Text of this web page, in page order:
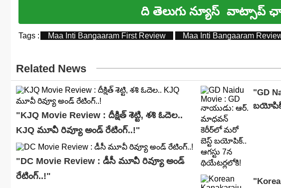
ది తెలుగు న్యూస్ వాట్సాప్
Tags : Maa Inti Bangaaram First Review Maa Inti Bangaaram
Related News
"KJQ Movie Review : దీక్షిత్ శెట్టి, శశి ఓదెల..
KJQ మూవీ రివ్యూ అండ్ రేటింగ్‌..!"
"DC Movie Review : డీసీ మూవీ రివ్యూ అండ్
రేటింగ్‌..!"
"GD